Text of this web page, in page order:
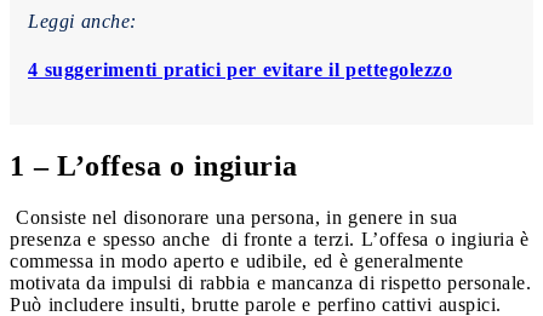
Leggi anche:
4 suggerimenti pratici per evitare il pettegolezzo
1 – L’offesa o ingiuria
Consiste nel disonorare una persona, in genere in sua
presenza e spesso anche di fronte a terzi. L’offesa o ingiuria è
commessa in modo aperto e udibile, ed è generalmente
motivata da impulsi di rabbia e mancanza di rispetto personale.
Può includere insulti, brutte parole e perfino cattivi auspici.